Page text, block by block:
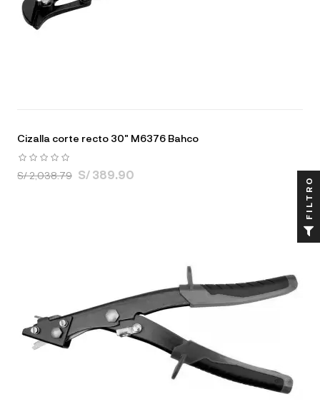
Cizalla corte recto 30" M6376 Bahco
S/ 2,038.79 S/ 389.90
FILTRO